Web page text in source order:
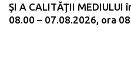
ŞI A CALITĂŢII
08.00 – 07.08.2026, ora